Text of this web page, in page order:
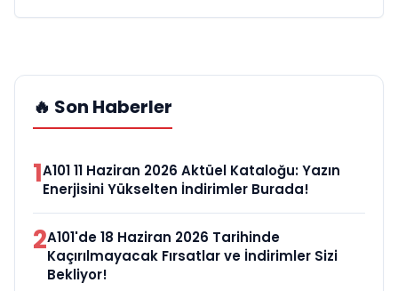
🔥 Son Haberler
1A101 11 Haziran 2026 Aktüel Kataloğu: Yazın
Enerjisini Yükselten İndirimler Burada!
2A101'de 18 Haziran 2026 Tarihinde
Kaçırılmayacak Fırsatlar ve İndirimler Sizi
Bekliyor!